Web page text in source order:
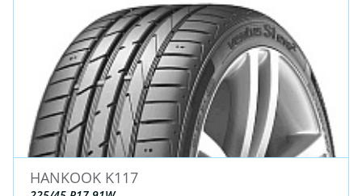
ДЛЯ ГРУЗОВЫХ АВТО
ДЛЯ ЛЕГКОВЫХ АВТО
ШИНЫ
ДИСКИ
HANKOOK K117